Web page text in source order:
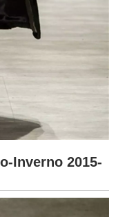
Inverno 2015-